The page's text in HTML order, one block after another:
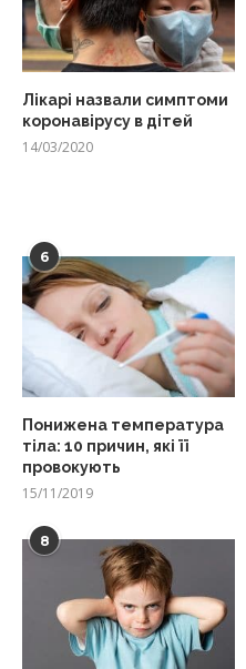
Лікарі назвали симптоми
коронавірусу в дітей
14/03/2020
6
Понижена температура
тіла: 10 причин, які її
провокують
15/11/2019
8